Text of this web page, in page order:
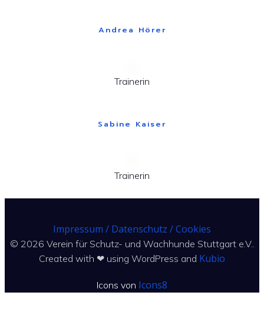
Andrea Hörer
Trainerin
Sabine Kaiser
Trainerin
Impressum / Datenschutz / Cookies
© 2026 Verein für Schutz- und Wachhunde Stuttgart e.V..
Created with ❤ using WordPress and Kubio
Icons von Icons8